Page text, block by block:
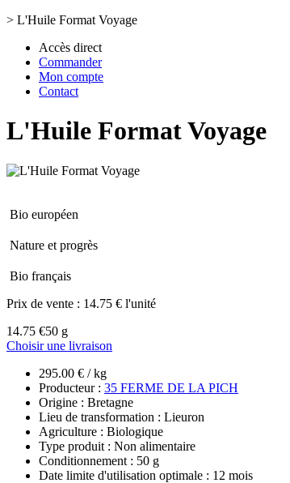
> L'Huile Format Voyage
Accès direct
Commander
Mon compte
Contact
L'Huile Format Voyage
Bio européen
Nature et progrès
Bio français
Prix de vente : 14.75 € l'unité
14.75 €50 g
Choisir une livraison
295.00 € / kg
Producteur : 35 FERME DE LA PICH
Origine : Bretagne
Lieu de transformation : Lieuron
Agriculture : Biologique
Type produit : Non alimentaire
Conditionnement : 50 g
Date limite d'utilisation optimale : 12 mois